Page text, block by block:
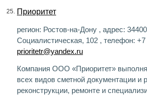
25. Приоритет
регион: Ростов-на-Дону , адрес:
Социалистическая, 102 , телефон:
prioritetr@yandex.ru
Компания ООО «Приоритет»
всех видов сметной документации и
реконструкции, ремонте и